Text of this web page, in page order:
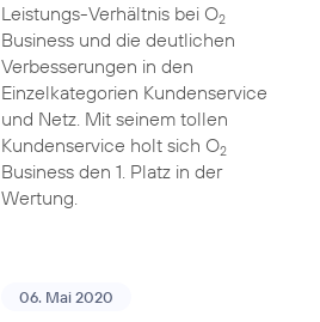
Leistungs-Verhältnis bei O2
Business und die deutlichen
Verbesserungen in den
Einzelkategorien Kundenservice
und Netz. Mit seinem tollen
Kundenservice holt sich O2
Business den 1. Platz in der
Wertung.
06. Mai 2020